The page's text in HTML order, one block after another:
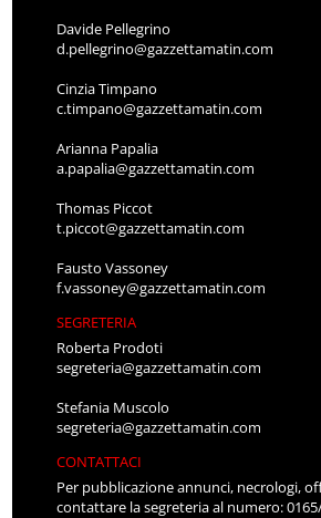
Davide Pellegrino
d.pellegrino@gazzettamatin.com
Cinzia Timpano
c.timpano@gazzettamatin.com
Arianna Papalia
a.papalia@gazzettamatin.com
Thomas Piccot
t.piccot@gazzettamatin.com
Fausto Vassoney
f.vassoney@gazzettamatin.com
SEGRETERIA
Roberta Prodoti
segreteria@gazzettamatin.com
Stefania Muscolo
segreteria@gazzettamatin.com
CONTATTACI
Per pubblicazione annunci, necrologi,
contattare la segreteria al numero: